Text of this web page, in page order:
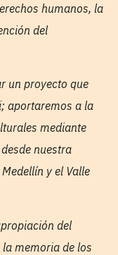
humanos, la
del
un proyecto que
aportaremos a la
mediante
nuestra
y el Valle
del
memoria de los